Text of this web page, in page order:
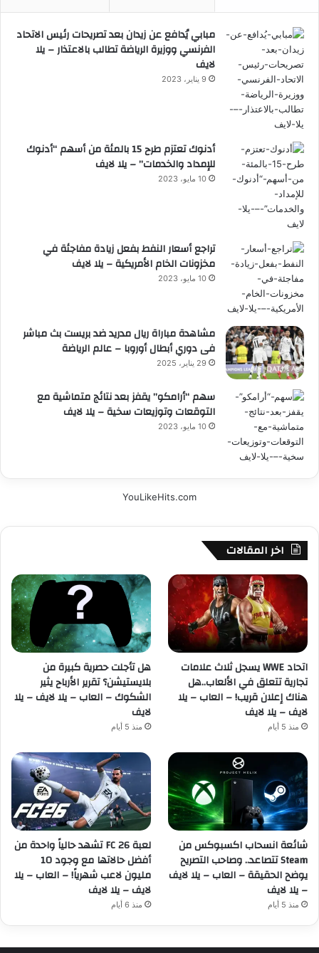
مبابي يُدافع عن زيدان بعد تصريحات رئيس الاتحاد
الفرنسي ووزيرة الرياضة تطالب بالاعتذار – يلا
لايف
9 يناير، 2023
أدنوك تعتزم طرح 15 بالمئة من أسهم “أدنوك
للإمداد والخدمات” – يلا لايف
10 مايو، 2023
تراجع أسعار النفط بفعل زيادة مفاجئة في
مخزونات الخام الأمريكية – يلا لايف
10 مايو، 2023
مشاهدة مباراة ريال مدريد ضد بريست بث مباشر
فى دوري أبطال أوروبا – عالم الرياضة
29 يناير، 2025
سهم “أرامكو” يقفز بعد نتائج متماشية مع
التوقعات وتوزيعات سخية – يلا لايف
10 مايو، 2023
YouLikeHits.com
اخر المقالات
اتحاد WWE يسجل ثلاث علامات
تجارية تتعلق في الألعاب..هل
هناك إعلان قريب! – العاب – يلا
لايف – يلا لايف
منذ 5 أيام
هل تأجلت حصرية كبيرة من
بلايستيشن؟ تقرير الأرباح يثير
الشكوك – العاب – يلا لايف – يلا
لايف
منذ 5 أيام
شائعة انسحاب اكسبوكس من
Steam تتصاعد.. وصاحب التصريح
يوضح الحقيقة – العاب – يلا لايف
– يلا لايف
منذ 5 أيام
لعبة FC 26 تشهد حالياً واحدة من
أفضل حالاتها مع وجود 10
مليون لاعب شهرياً! – العاب – يلا
لايف – يلا لايف
منذ 6 أيام